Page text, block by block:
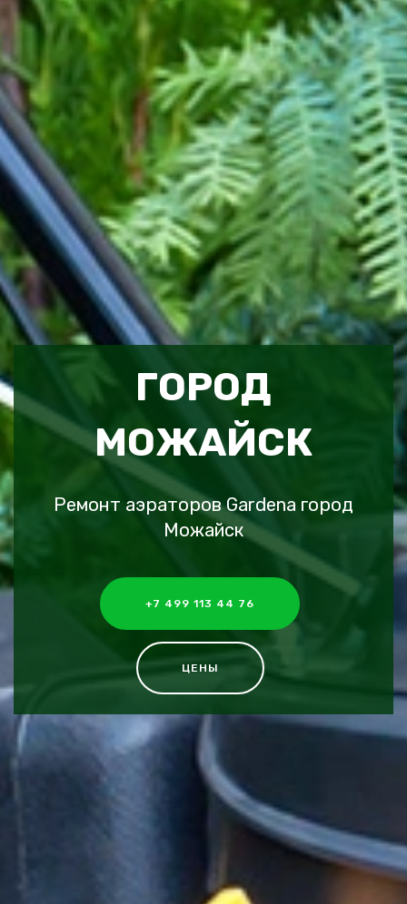
ГОРОД
МОЖАЙСК
Ремонт аэраторов Gardena город
Можайск
+7 499 113 44 76
ЦЕНЫ